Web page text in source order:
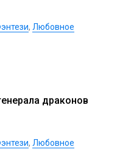
, Любовное
драконов
, Любовное